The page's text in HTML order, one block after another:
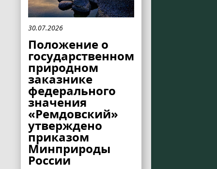
30.07.2026
Положение о
государственном
природном
заказнике
федерального
значения
«Ремдовский»
утверждено
приказом
Минприроды
России